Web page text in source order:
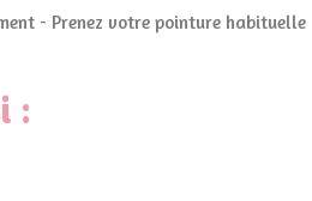
- Prenez votre pointure habituelle
: